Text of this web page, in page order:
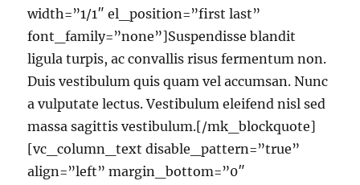
width=”1/1″ el_position=”first last”
font_family=”none”]Suspendisse blandit
ligula turpis, ac convallis risus fermentum non.
Duis vestibulum quis quam vel accumsan. Nunc
a vulputate lectus. Vestibulum eleifend nisl sed
massa sagittis vestibulum.[/mk_blockquote]
[vc_column_text disable_pattern=”true”
align=”left” margin_bottom=”0″